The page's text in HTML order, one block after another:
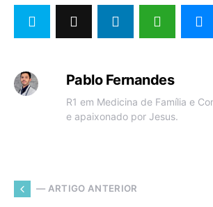
Pablo Fernandes
R1 em Medicina de Família e
e apaixonado por Jesus.
— ARTIGO ANTERIOR